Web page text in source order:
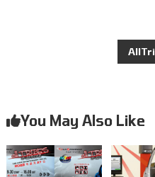
ナ
ビ
You May Also Like